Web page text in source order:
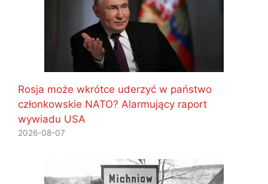
Rosja może wkrótce uderzyć w państwo
członkowskie NATO? Alarmujący raport
wywiadu USA
2026-08-07